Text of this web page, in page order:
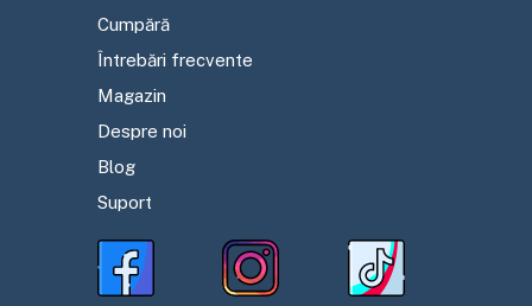
Cumpără
Întrebări frecvente
Magazin
Despre noi
Blog
Suport